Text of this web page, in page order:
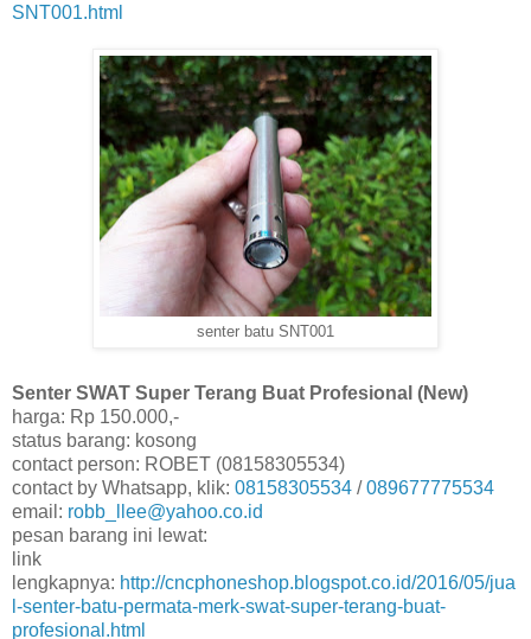
SNT001.html
senter batu SNT001
Senter SWAT Super Terang Buat Profesional (New)
harga: Rp 150.000,-
status barang: kosong
contact person: ROBET (08158305534)
contact by Whatsapp, klik: 08158305534 /089677775534
email: robb_llee@yahoo.co.id
pesan barang ini lewat:
link
lengkapnya: http://cncphoneshop.blogspot.co.id/2016/05/jua
l-senter-batu-permata-merk-swat-super-terang-buat-
profesional.html